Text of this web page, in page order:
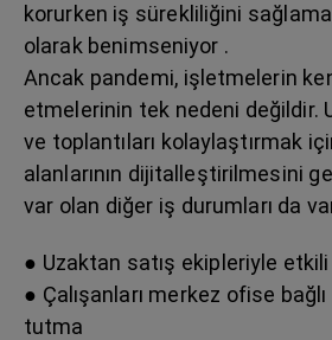
korurken iş sürekliliğini
olarak benimseniyor .
Ancak pandemi, işletmelerin
etmelerinin tek nedeni değildir.
ve toplantıları kolaylaştırmak
alanlarının dijitalleştirilmesini
var olan diğer iş durumları da
● Uzaktan satış ekipleriyle
● Çalışanları merkez ofise
tutma